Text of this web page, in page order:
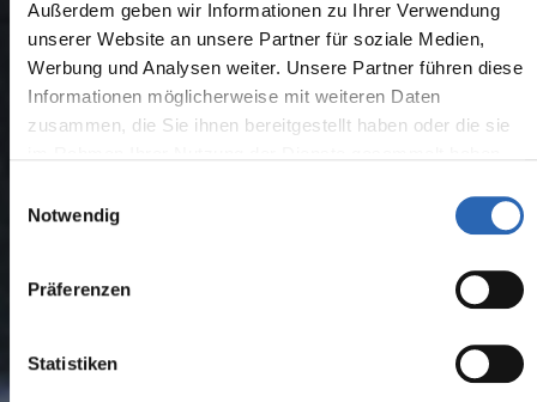
Außerdem geben wir Informationen zu Ihrer Verwendung
unserer Website an unsere Partner für soziale Medien,
Werbung und Analysen weiter. Unsere Partner führen diese
Informationen möglicherweise mit weiteren Daten
zusammen, die Sie ihnen bereitgestellt haben oder die sie
Notwendig
Präferenzen
Statistiken